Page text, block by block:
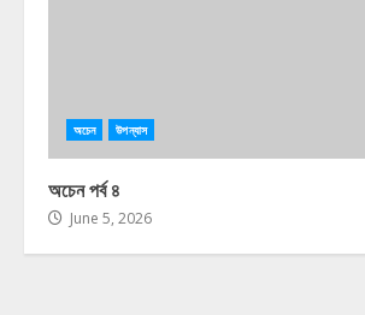
অচেন উপন্যাস
অচেন পর্ব ৪
June 5, 2026